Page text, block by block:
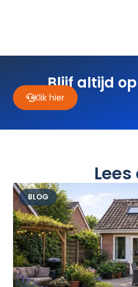
Blijf altijd
Klik hier
Lees
BLOG